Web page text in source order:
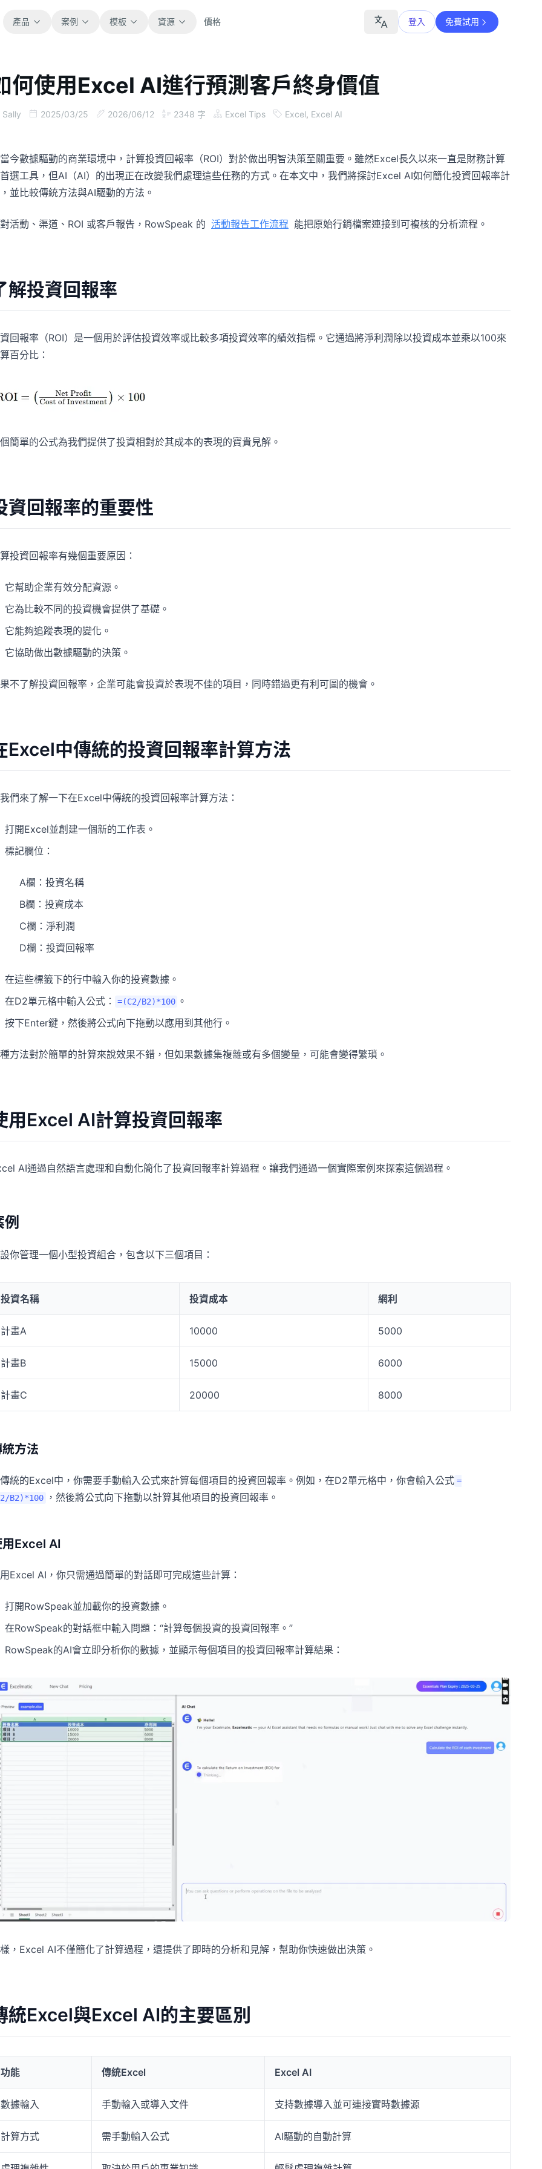
產品 案例 模板
全部
營運
用於追蹤流程、協作、規劃與執行。
銷售
專案
管理里程碑、負責人、交付與進度。
用於儀表板、KPI 檢視與經營分析。
資源
部落格
文件
查看產品文件、設定與使用說明。
提示詞庫
社群
加入討論、提問並向其他使用者學習。
幫助新使用者與團隊快速上手。
價格 登入 免費試用
何使用Excel AI進行預測客戶終身價值
Sally 2025/03/25 2026/06/12 2348 字 Excel Tips Excel, Excel AI
今數據驅動的商業環境中，計算投資回報率（ROI）對於做出明智決策至關重要。雖然Excel長久以來一直是財務計算
選工具，但AI（AI）的出現正在改變我們處理這些任務的方式。在本文中，我們將探討Excel AI如何簡化投資回報率計
並比較傳統方法與AI驅動的方法。
活動、渠道、ROI 或客戶報告，RowSpeak 的 活動報告工作流程 能把原始行銷檔案連接到可複核的分析流程。
解投資回報率
回報率（ROI）是一個用於評估投資效率或比較多項投資效率的績效指標。它通過將淨利潤除以投資成本並乘以100來
百分比：
簡單的公式為我們提供了投資相對於其成本的表現的寶貴見解。
資回報率的重要性
投資回報率有幾個重要原因：
它幫助企業有效分配資源。
它為比較不同的投資機會提供了基礎。
它能夠追蹤表現的變化。
它協助做出數據驅動的決策。
不了解投資回報率，企業可能會投資於表現不佳的項目，同時錯過更有利可圖的機會。
Excel中傳統的投資回報率計算方法
們來了解一下在Excel中傳統的投資回報率計算方法：
打開Excel並創建一個新的工作表。
標記欄位：
A欄：投資名稱
B欄：投資成本
C欄：淨利潤
D欄：投資回報率
在這些標籤下的行中輸入你的投資數據。
在D2單元格中輸入公式：
=(C2/B2)*100 。
按下Enter鍵，然後將公式向下拖動以應用到其他行。
方法對於簡單的計算來說效果不錯，但如果數據集複雜或有多個變量，可能會變得繁瑣。
用Excel AI計算投資回報率
AI通過自然語言處理和自動化簡化了投資回報率計算過程。讓我們通過一個實際案例來探索這個過程。
例
你管理一個小型投資組合，包含以下三個項目：
投資名稱 投資成本 網利
計畫A 10000 5000
計畫B 15000 6000
計畫C 20000 8000
方法
統的Excel中，你需要手動輸入公式來計算每個項目的投資回報率。例如，在D2單元格中，你會輸入公式 =
B2)*100
，然後將公式向下拖動以計算其他項目的投資回報率。
Excel AI
Excel AI，你只需通過簡單的對話即可完成這些計算：
打開RowSpeak並加載你的投資數據。
在RowSpeak的對話框中輸入問題：“計算每個投資的投資回報率。”
RowSpeak的AI會立即分析你的數據，並顯示每個項目的投資回報率計算結果：
，Excel AI不僅簡化了計算過程，還提供了即時的分析和見解，幫助你快速做出決策。
統Excel與Excel AI的主要區別
功能 傳統Excel Excel AI
數據輸入 手動輸入或導入文件 支持數據導入並可連接實時數據源
計算方式 需手動輸入公式 AI驅動的自動計算